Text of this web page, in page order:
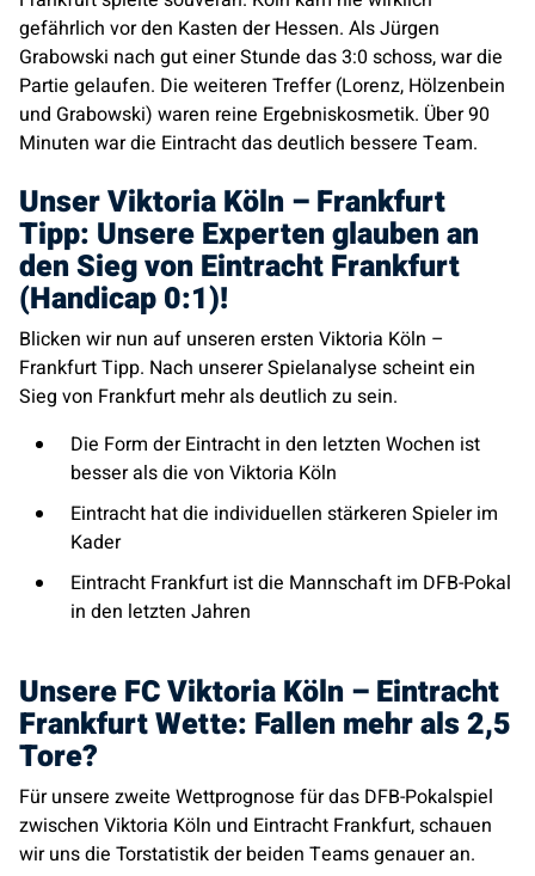
gefährlich vor den Kasten der Hessen. Als Jürgen
Grabowski nach gut einer Stunde das 3:0 schoss, war die
Partie gelaufen. Die weiteren Treffer (Lorenz, Hölzenbein
und Grabowski) waren reine Ergebniskosmetik. Über 90
Minuten war die Eintracht das deutlich bessere Team.
Unser Viktoria Köln – Frankfurt
Tipp: Unsere Experten glauben an
den Sieg von Eintracht Frankfurt
(Handicap 0:1)!
Blicken wir nun auf unseren ersten Viktoria Köln –
Frankfurt Tipp. Nach unserer Spielanalyse scheint ein
Sieg von Frankfurt mehr als deutlich zu sein.
Die Form der Eintracht in den letzten Wochen ist
besser als die von Viktoria Köln
Eintracht hat die individuellen stärkeren Spieler im
Kader
Eintracht Frankfurt ist die Mannschaft im DFB-Pokal
in den letzten Jahren
Unsere FC Viktoria Köln – Eintracht
Frankfurt Wette: Fallen mehr als 2,5
Tore?
Für unsere zweite Wettprognose für das DFB-Pokalspiel
zwischen Viktoria Köln und Eintracht Frankfurt, schauen
wir uns die Torstatistik der beiden Teams genauer an.